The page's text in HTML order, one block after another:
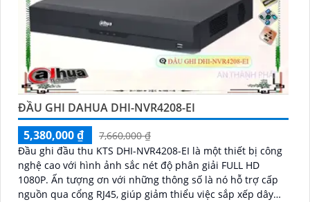
ĐẦU GHI DAHUA DHI-NVR4208-EI
5,380,000 ₫
7,660,000 ₫
Đầu ghi đầu thu KTS DHI-NVR4208-EI là một thiết bị công
nghệ cao với hình ảnh sắc nét độ phân giải FULL HD
1080P. Ấn tượng ơn với những thông số là nó hỗ trợ cấp
nguồn qua cổng RJ45, giúp giảm thiểu việc sắp xếp dây